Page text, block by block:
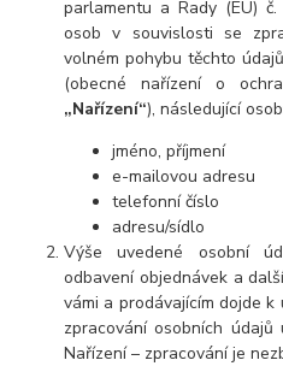
parlamentu a Rady (EU)
osob v souvislosti se
volném pohybu těchto
(obecné nařízení o
„Nařízení“), následující
jméno, příjmení
e-mailovou adresu
telefonní číslo
adresu/sídlo
Výše uvedené osobní
odbavení objednávek a
vámi a prodávajícím dojde
zpracování osobních
Nařízení – zpracování je